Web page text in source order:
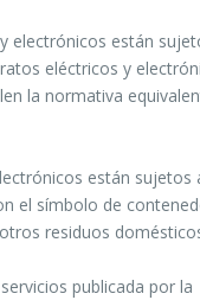
electrónicos están
eléctricos y
la normativa
están sujetos
el símbolo de
residuos
publicada por la